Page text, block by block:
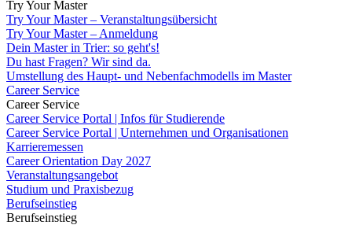
Try Your Master
Try Your Master – Veranstaltungsübersicht
Try Your Master – Anmeldung
Dein Master in Trier: so geht's!
Du hast Fragen? Wir sind da.
Umstellung des Haupt- und Nebenfachmodells im Master
Career Service
Career Service
Career Service Portal | Infos für Studierende
Career Service Portal | Unternehmen und Organisationen
Karrieremessen
Career Orientation Day 2027
Veranstaltungsangebot
Studium und Praxisbezug
Berufseinstieg
Berufseinstieg